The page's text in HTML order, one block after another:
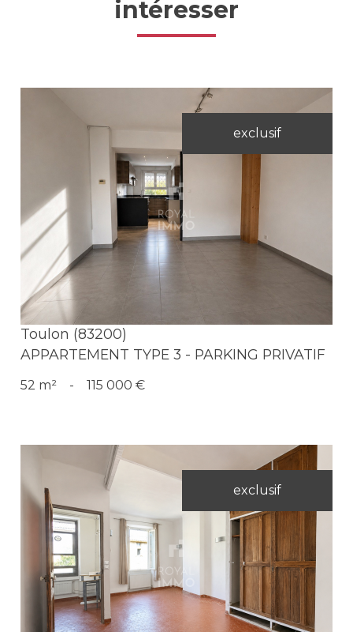
intéresser
exclusif
Voir le bien
Toulon (83200)
APPARTEMENT TYPE 3 - PARKING PRIVATIF
52 m² - 115 000 €
exclusif
Voir le bien